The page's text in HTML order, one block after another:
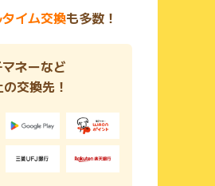
イム交換も多数！
ネーなど
交換先！